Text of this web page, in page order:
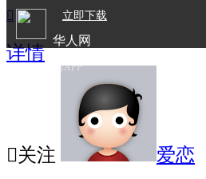
立即下载
华人网
欧洲华人生活APP

详情
关注 爱恋